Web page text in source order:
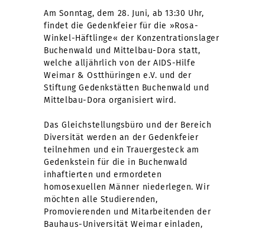
Am Sonntag, dem 28. Juni, ab 13:30 Uhr,
findet die Gedenkfeier für die »Rosa-
Winkel-Häftlinge« der Konzentrationslager
Buchenwald und Mittelbau-Dora statt,
welche alljährlich von der AIDS-Hilfe
Weimar & Ostthüringen e.V. und der
Stiftung Gedenkstätten Buchenwald und
Mittelbau-Dora organisiert wird.
Das Gleichstellungsbüro und der Bereich
Diversität werden an der Gedenkfeier
teilnehmen und ein Trauergesteck am
Gedenkstein für die in Buchenwald
inhaftierten und ermordeten
homosexuellen Männer niederlegen. Wir
möchten alle Studierenden,
Promovierenden und Mitarbeitenden der
Bauhaus-Universität Weimar einladen,